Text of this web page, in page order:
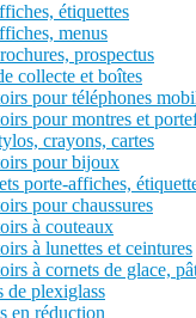
étiquettes
menus
prospectus
collecte et boîtes
pour téléphones
pour montres et
crayons, cartes
pour bijoux
porte-affiches,
pour chaussures
à couteaux
à lunettes et ceintures
à cornets de glace,
de plexiglass
en réduction